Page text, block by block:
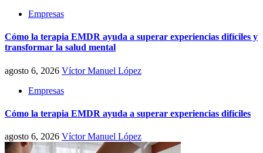
Empresas
Cómo la terapia EMDR ayuda a superar experiencias difíciles y
transformar la salud mental
agosto 6, 2026 Víctor Manuel López
Empresas
Cómo la terapia EMDR ayuda a superar experiencias difíciles
agosto 6, 2026 Víctor Manuel López